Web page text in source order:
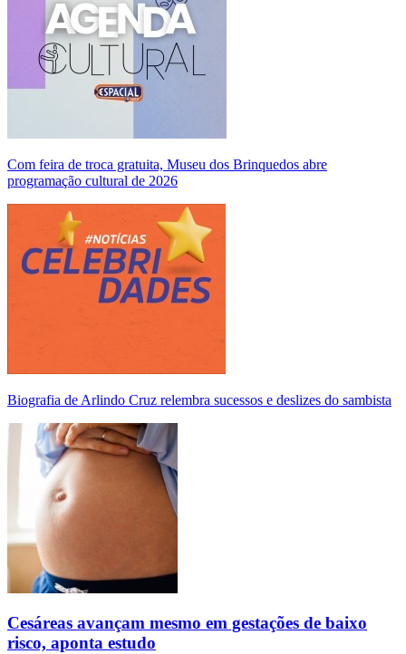
Com feira de troca gratuita, Museu dos Brinquedos abre
programação cultural de 2026
Biografia de Arlindo Cruz relembra sucessos e deslizes do sambista
Cesáreas avançam mesmo em gestações de baixo
risco, aponta estudo